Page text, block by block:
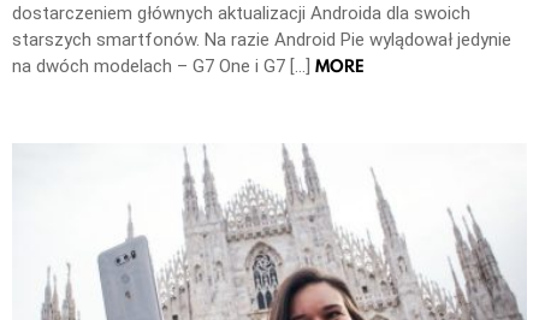
dostarczeniem głównych aktualizacji Androida dla swoich
starszych smartfonów. Na razie Android Pie wylądował jedynie
na dwóch modelach – G7 One i G7 […] MORE